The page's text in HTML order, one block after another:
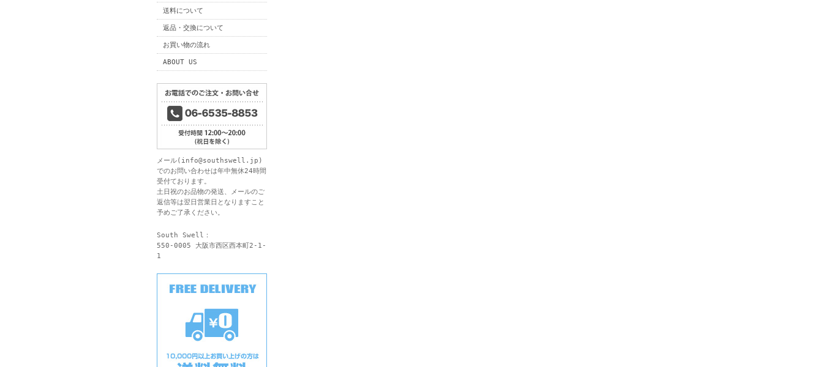
送料について
返品・交換について
お買い物の流れ
ABOUT US
メール( info@southswell.jp )
でのお問い合わせは年中無休24時間
受付ております。
土日祝のお品物の発送、メールのご
返信等は翌日営業日となりますこと
予めご了承ください。
South Swell：
550-0005 大阪市西区西本町2-1-
1